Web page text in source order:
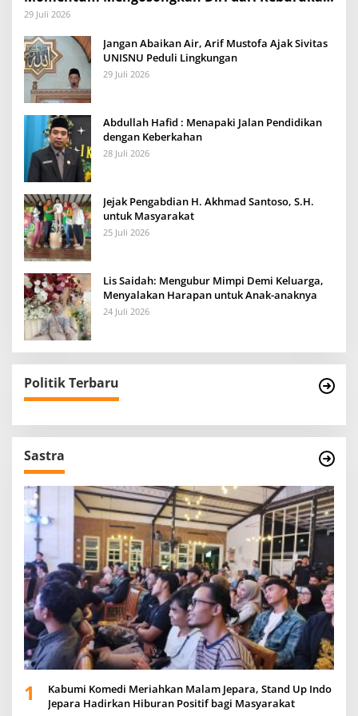
dan Mengisinya dengan Amal Kebaikan
29 Juli 2026
Jangan Abaikan Air, Arif Mustofa Ajak Sivitas
UNISNU Peduli Lingkungan
29 Juli 2026
Abdullah Hafid : Menapaki Jalan Pendidikan
dengan Keberkahan
28 Juli 2026
Jejak Pengabdian H. Akhmad Santoso, S.H.
untuk Masyarakat
25 Juli 2026
Lis Saidah: Mengubur Mimpi Demi Keluarga,
Menyalakan Harapan untuk Anak-anaknya
24 Juli 2026
Politik Terbaru
Sastra
1
Kabumi Komedi Meriahkan Malam Jepara, Stand Up Indo
Jepara Hadirkan Hiburan Positif bagi Masyarakat